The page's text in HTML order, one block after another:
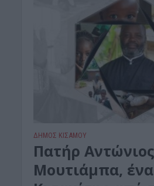
ΔΉΜΟΣ ΚΙΣΆΜΟΥ
Πατήρ Αντώνιος
Μουτιάμπα,